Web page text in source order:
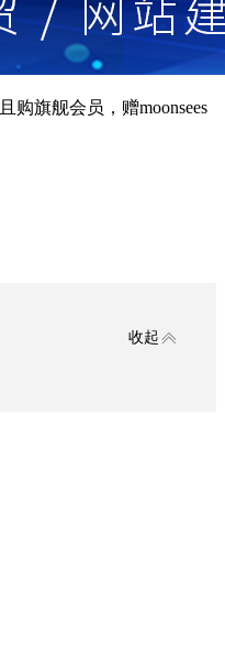
旗舰会员，赠moonsees
收起